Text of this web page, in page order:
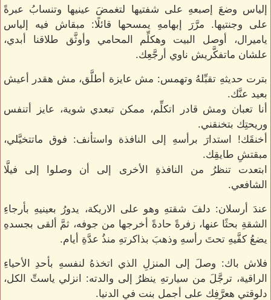
إلياس وضعَ إصبعهِ على شفتيها لتغمضَ عينيها وتنسابُ عبرةً
على وجنتيها. مرَّرَ إبهامهِ يمسحها قائلًا: مبقاش فيه إلياس
ياميرال، أوصل البيت وهكلِّم المحامي وأوثَّق طلاقنا أبدي،
علشان ماتفكَّريش ناوي أرجَّعِك.
بترت حديثهِ تقبِّلهُ وتهمس: مش عايزة أطلَّق، مش هقدر أعيش
بعيد عنَّك.
أنا تعبان ومش قادر اتكلِّم، ممكن تبعدي شوية، عايز أتنفس
وريحتِك بتخنقني.
أخنقَك! استدارَ برأسهِ إلى النافذة واستأنف: فوق ماتتخيَّلي،
مبقتشِ طايقِك.
ابتعدت تنظرُ من النافذةِ الأخرى إلى أن وصلوا إلى فيلَّا
الشافعي.
عندَ أرسلان: دلفَ شقتهِ وهو على الاريكة، يدورُ بعينيهِ بأرجاءِ
الشقةِ بحثًا عنها، زفرةً حادةً أخرجها من جوفه، ثمَّ ألقى بجسدهِ
يضعُ كفَّيهِ تحتَ رأسهِ وذهبَ بذاكرتهِ منذُ عدَّةِ أيام.
فلاش باك: وصلَ إلى المنزلِ الذي اتخذهُ لنفسهِ بأحدِ الأحياءِ
الراقية، ترجَّلَ من سيارتهِ ينظرُ إلى والدته: انزلي ياستِّ الكل،
دلوقتي هعرَّفِك على أجمل بنت في الدنيا.